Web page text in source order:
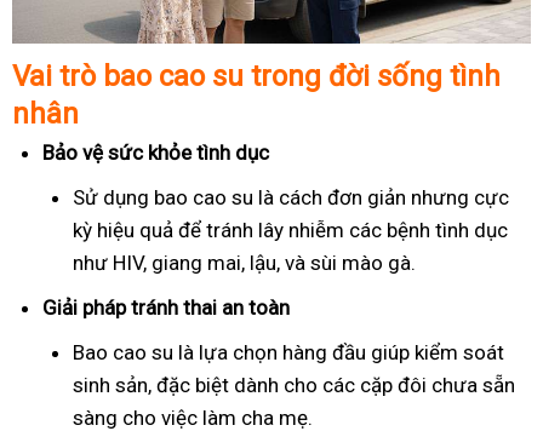
Vai trò bao cao su trong đời sống tình
nhân
Bảo vệ sức khỏe tình dục
Sử dụng bao cao su là cách đơn giản nhưng cực
kỳ hiệu quả để tránh lây nhiễm các bệnh tình dục
như HIV, giang mai, lậu, và sùi mào gà.
Giải pháp tránh thai an toàn
Bao cao su là lựa chọn hàng đầu giúp kiểm soát
sinh sản, đặc biệt dành cho các cặp đôi chưa sẵn
sàng cho việc làm cha mẹ.